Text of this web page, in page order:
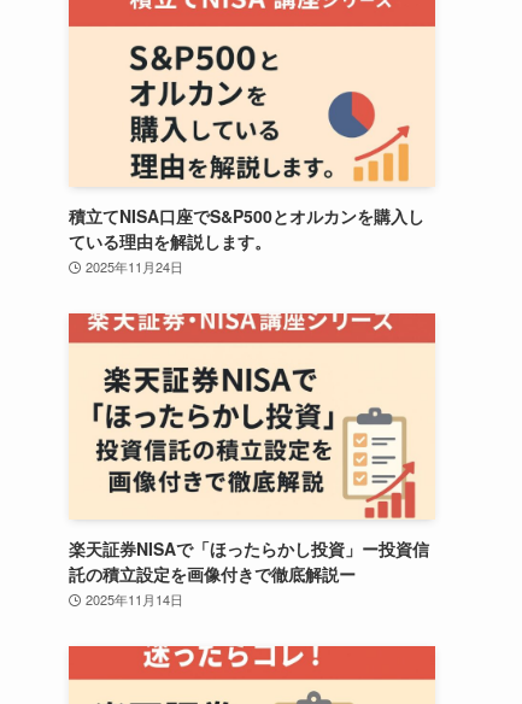
積立てNISA口座でS&P500とオルカンを購入し
ている理由を解説します。
2025年11月24日
楽天証券NISAで「ほったらかし投資」ー投資信
託の積立設定を画像付きで徹底解説ー
2025年11月14日